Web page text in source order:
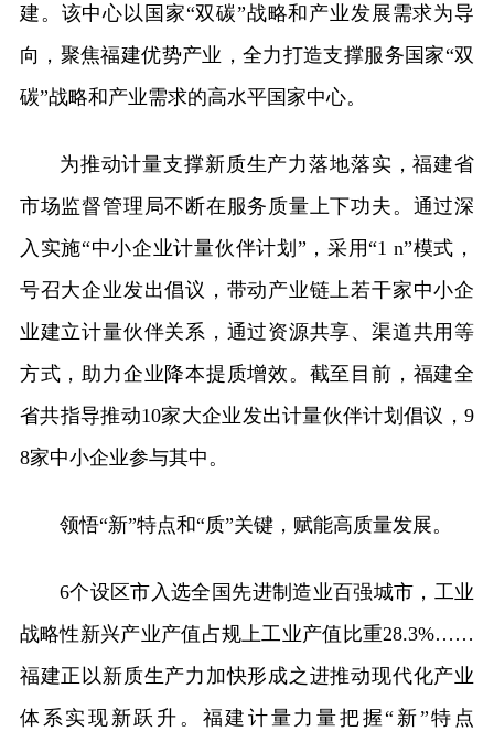
建。该中心以国家“双碳”战略和产业发展需求为导
向，聚焦福建优势产业，全力打造支撑服务国家“双
碳”战略和产业需求的高水平国家中心。
为推动计量支撑新质生产力落地落实，福建省
市场监督管理局不断在服务质量上下功夫。通过深
入实施“中小企业计量伙伴计划”，采用“1 n”模式，
号召大企业发出倡议，带动产业链上若干家中小企
业建立计量伙伴关系，通过资源共享、渠道共用等
方式，助力企业降本提质增效。截至目前，福建全
省共指导推动10家大企业发出计量伙伴计划倡议，9
8家中小企业参与其中。
领悟“新”特点和“质”关键，赋能高质量发展。
6个设区市入选全国先进制造业百强城市，工业
战略性新兴产业产值占规上工业产值比重28.3%……
福建正以新质生产力加快形成之进推动现代化产业
体系实现新跃升。福建计量力量把握“新”特点